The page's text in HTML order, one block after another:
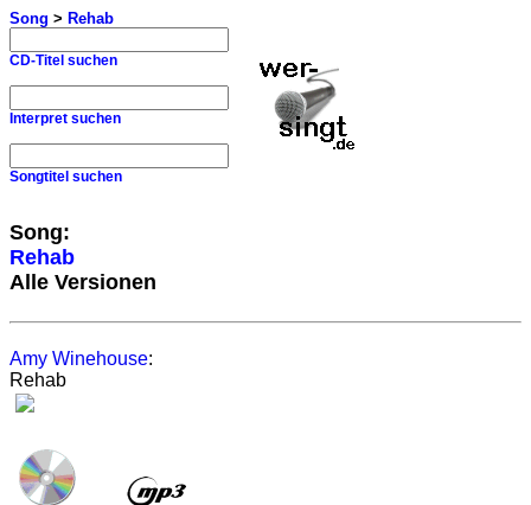
Song > Rehab
CD-Titel suchen
Interpret suchen
Songtitel suchen
Song:
Rehab
Alle Versionen
Amy Winehouse:
Rehab